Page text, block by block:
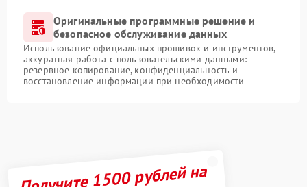
Оригинальные программные решение и
безопасное обслуживание данных
Использование официальных прошивок и инструментов,
аккуратная работа с пользовательскими данными:
резервное копирование, конфиденциальность и
восстановление информации при необходимости
Получите 1500 рублей на